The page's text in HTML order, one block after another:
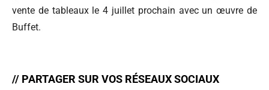
vente de tableaux le 4 juillet prochain avec un œuvre de
Buffet.
// PARTAGER SUR VOS RÉSEAUX SOCIAUX